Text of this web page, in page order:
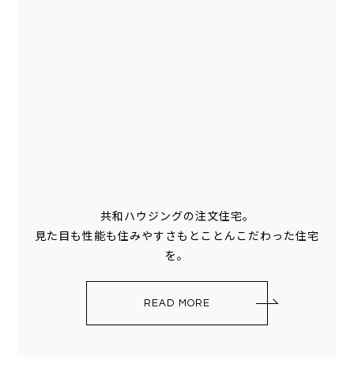
共和ハウジングの注文住宅。
見た目も性能も住みやすさもとことんこだわった住宅
を。
READ MORE